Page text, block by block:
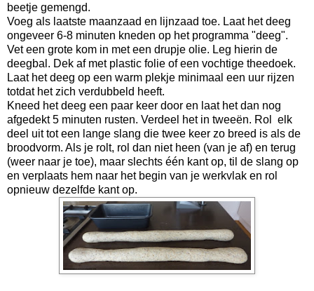
beetje gemengd.
Voeg als laatste maanzaad en lijnzaad toe. Laat het deeg
ongeveer 6-8 minuten kneden op het programma "deeg".
Vet een grote kom in met een drupje olie. Leg hierin de
deegbal. Dek af met plastic folie of een vochtige theedoek.
Laat het deeg op een warm plekje minimaal een uur rijzen
totdat het zich verdubbeld heeft.
Kneed het deeg een paar keer door en laat het dan nog
afgedekt 5 minuten rusten. Verdeel het in tweeën. Rol elk
deel uit tot een lange slang die twee keer zo breed is als de
broodvorm. Als je rolt, rol dan niet heen (van je af) en terug
(weer naar je toe), maar slechts één kant op, til de slang op
en verplaats hem naar het begin van je werkvlak en rol
opnieuw dezelfde kant op.